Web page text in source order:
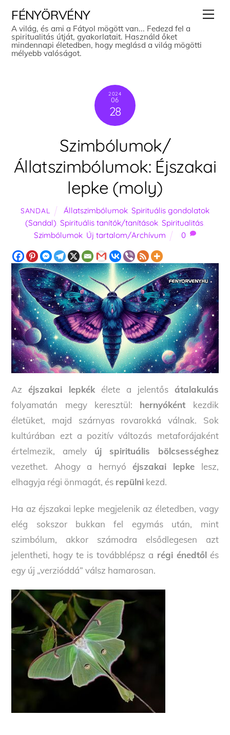
content
FÉNYÖRVÉNY
A világ, és ami a Fátyol mögött van... Fedezd fel a
spiritualitás útját, gyakorlatait. Használd őket
mindennapi életedben, hogy meglásd a világ mögötti
mélyebb valóságot.
2024
06
28
Szimbólumok/
Állatszimbólumok: Éjszakai
lepke (moly)
SANDAL Állatszimbólumok, Spirituális gondolatok
(Sandal) Spirituális tanítók/tanítások Spiritualitás
Szimbólumok, Új tartalom/Archívum 0
Azéjszakai lepkék élete a jelentős átalakulás
folyamatán megy keresztül: hernyóként kezdik
életüket, majd szárnyas rovarokká válnak. Sok
kultúrában ezt a pozitív változás metaforájaként
értelmezik, amely új spirituális bölcsességhez
vezethet. Ahogy a hernyó éjszakai lepke lesz,
elhagyja régi önmagát, és repülni kezd.
Ha az éjszakai lepke megjelenik az életedben, vagy
elég sokszor bukkan fel egymás után, mint
szimbólum, akkor számodra elsődlegesen azt
jelentheti, hogy te is továbblépsz a régi énedtőlés
egy új „verzióddá” válsz hamarosan.